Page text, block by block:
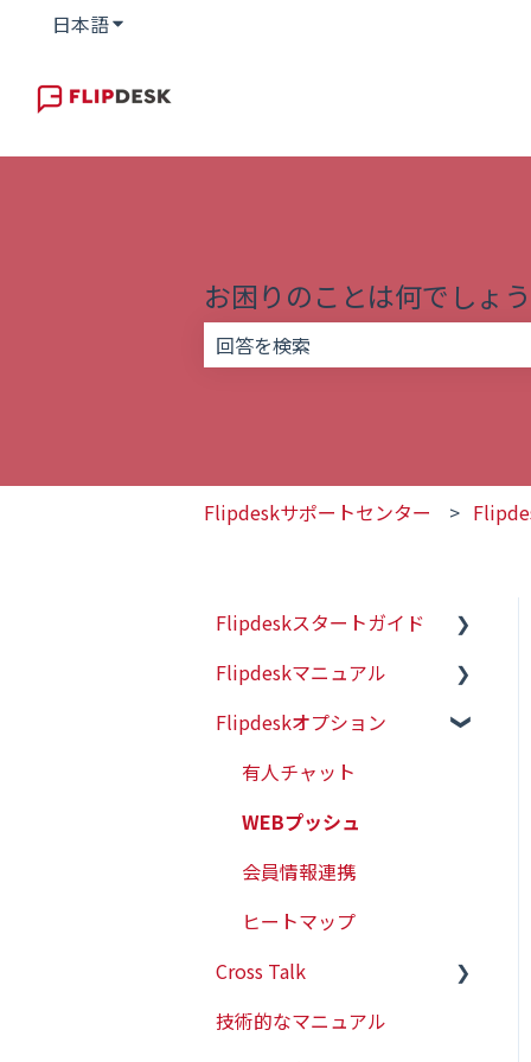
日本語翻訳のサブメニューを表示
お困りのことは何でしょ
Flipdeskサポートセンター
Flipdeskスタートガイド
初めての方はこちら
初期設定（タグ設置）
Flipdeskマニュアル
シナリオ
配信ターゲットの設定
各種タグの仕様
レポート管理
各種設定
アラート機能
AI機能
Flipdeskオプション
有人チャット
WEBプッシュ
会員情報連携
ヒートマップ
Cross Talk
スタートガイド
技術的なマニュアル